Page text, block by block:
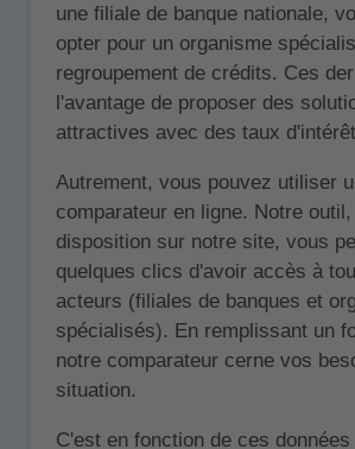
une filiale de banque nationale,
opter pour un organisme
regroupement de crédits. Ces
l'avantage de proposer des
attractives avec des taux
Autrement, vous pouvez utiliser
comparateur en ligne. Notre
disposition sur notre site, vous
quelques clics d'avoir accès à
acteurs (filiales de banques et
spécialisés). En remplissant un
notre comparateur cerne vos
situation.
C'est en fonction de ces